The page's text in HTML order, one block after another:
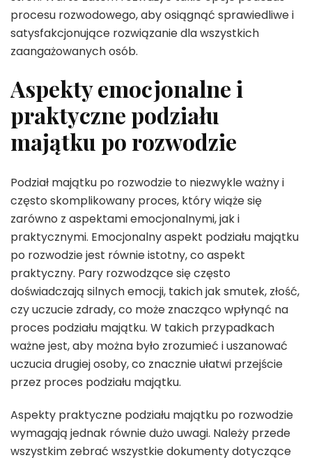
procesu rozwodowego, aby osiągnąć sprawiedliwe i
satysfakcjonujące rozwiązanie dla wszystkich
zaangażowanych osób.
Aspekty emocjonalne i
praktyczne podziału
majątku po rozwodzie
Podział majątku po rozwodzie to niezwykle ważny i
często skomplikowany proces, który wiąże się
zarówno z aspektami emocjonalnymi, jak i
praktycznymi. Emocjonalny aspekt podziału majątku
po rozwodzie jest równie istotny, co aspekt
praktyczny. Pary rozwodzące się często
doświadczają silnych emocji, takich jak smutek, złość,
czy uczucie zdrady, co może znacząco wpłynąć na
proces podziału majątku. W takich przypadkach
ważne jest, aby można było zrozumieć i uszanować
uczucia drugiej osoby, co znacznie ułatwi przejście
przez proces podziału majątku.
Aspekty praktyczne podziału majątku po rozwodzie
wymagają jednak równie dużo uwagi. Należy przede
wszystkim zebrać wszystkie dokumenty dotyczące